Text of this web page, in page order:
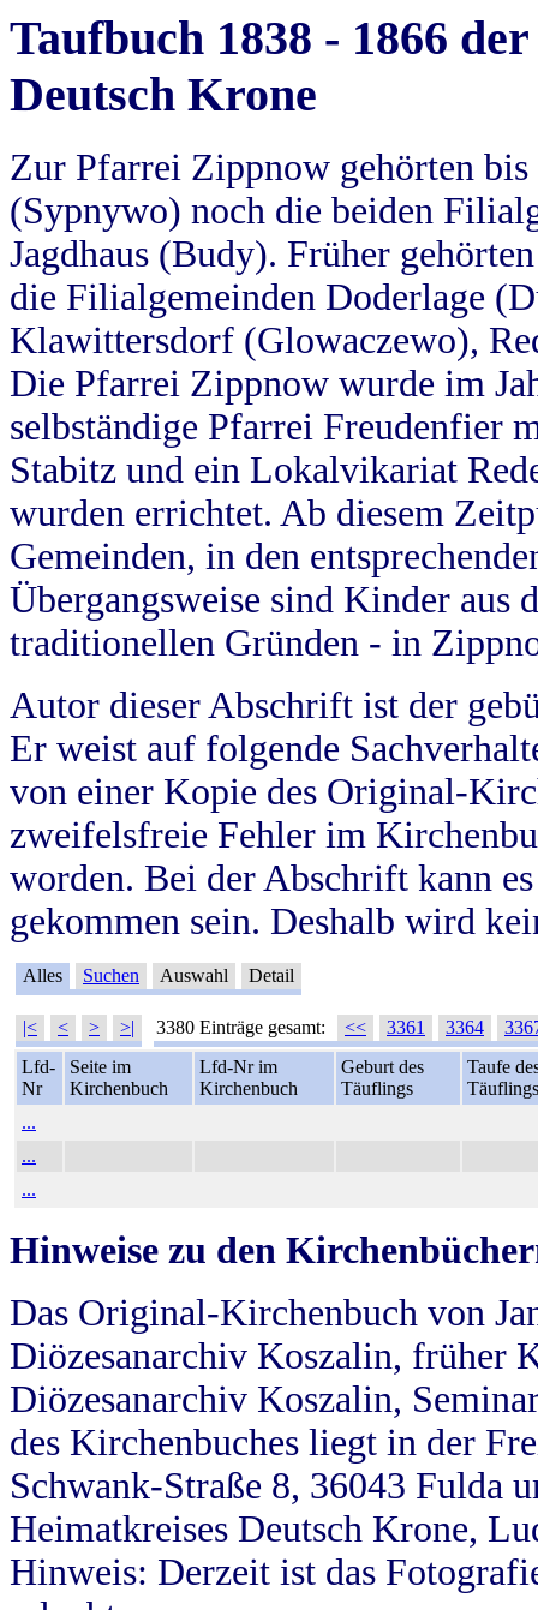
Taufbuch 1838 - 1866
Deutsch Krone
Zur Pfarrei Zippnow gehörten
(Sypnywo) noch die beiden
Jagdhaus (Budy). Früher
die Filialgemeinden Doderlage
Klawittersdorf (Glowaczewo),
Die Pfarrei Zippnow wurde im
selbständige Pfarrei Freudenfier
Stabitz und ein Lokalvikariat
wurden errichtet. Ab diesem
Gemeinden, in den
Übergangsweise sind Kinder aus
traditionellen Gründen - in
Autor dieser Abschrift ist der
Er weist auf folgende
von einer Kopie des Original-
zweifelsfreie Fehler im
worden. Bei der Abschrift kann
gekommen sein. Deshalb wird
Alles Suchen Auswahl Detail
|< < > >| 3380 Einträge gesamt: << 3361 3364
Lfd-
Nr
Seite im
Kirchenbuch
Lfd-Nr im
Kirchenbuch
Geburt des
Täuflings
Taufe
Täuflings
...
...
...
Hinweise zu den
Das Original-Kirchenbuch von
Diözesanarchiv Koszalin, früher
Diözesanarchiv Koszalin,
des Kirchenbuches liegt in der
Schwank-Straße 8, 36043 Fulda
Heimatkreises Deutsch Krone,
Hinweis: Derzeit ist das